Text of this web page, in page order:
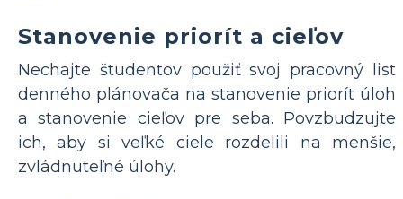
Stanovenie priorít a cieľov
Nechajte študentov použiť svoj pracovný list
denného plánovača na stanovenie priorít úloh
a stanovenie cieľov pre seba. Povzbudzujte
ich, aby si veľké ciele rozdelili na menšie,
zvládnuteľné úlohy.